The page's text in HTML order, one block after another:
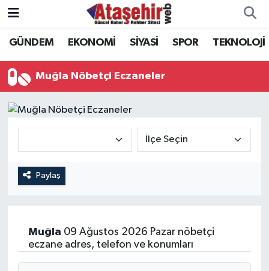
GÜNDEM EKONOMİ SİYASİ SPOR TEKNOLOJİ
Muğla Nöbetçi Eczaneler
Paylaş
Muğla 09 Ağustos 2026 Pazar nöbetçi
eczane adres, telefon ve konumları
Hava Durumu
Trafik Durumu
Süper Lig Puan Durumu ve Fikstür
Son Dakika Haberleri